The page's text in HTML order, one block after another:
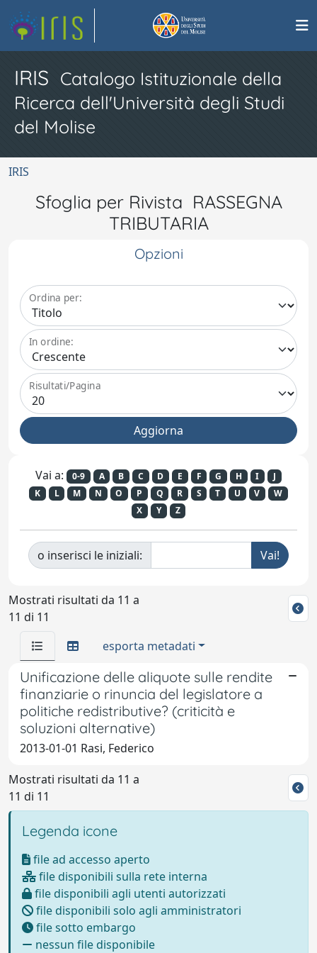
IRIS Catalogo Istituzionale della
Ricerca dell'Università degli Studi
del Molise
IRIS
Sfoglia per Rivista RASSEGNA
TRIBUTARIA
Opzioni
Ordina per:
In ordine:
Risultati/Pagina
Vai a: 0-9 A B C D E F G H I
J
K
L M N O P Q R S T U V
W
X
Y Z
o inserisci le iniziali:
Mostrati risultati da 11 a
11 di 11
esporta metadati
Unificazione delle aliquote sulle rendite
finanziarie o rinuncia del legislatore a
politiche redistributive? (criticità e
soluzioni alternative)
2013-01-01 Rasi, Federico
Mostrati risultati da 11 a
11 di 11
Legenda icone
file ad accesso aperto
file disponibili sulla rete interna
file disponibili agli utenti autorizzati
file disponibili solo agli amministratori
file sotto embargo
nessun file disponibile